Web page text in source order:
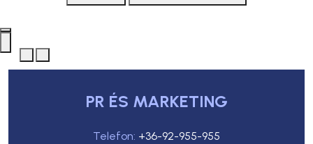
PR ÉS MARKETING
Telefon: +36-92-955-955